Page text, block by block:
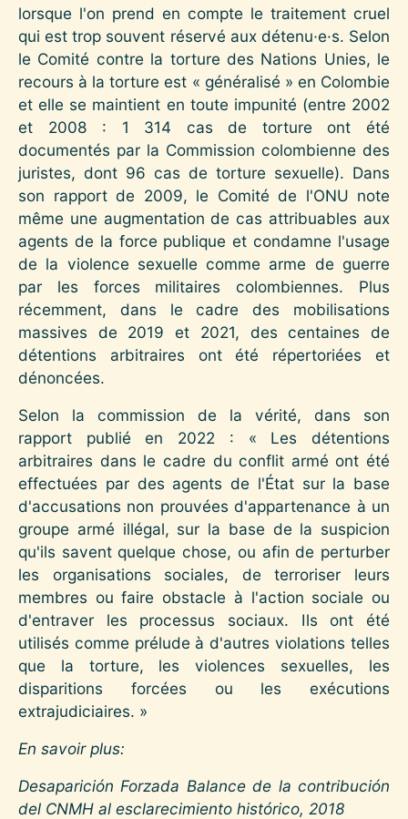
lorsque l'on prend en compte le traitement cruel
qui est trop souvent réservé aux détenu·e·s. Selon
le Comité contre la torture des Nations Unies, le
recours à la torture est « généralisé » en Colombie
et elle se maintient en toute impunité (entre 2002
et 2008 : 1 314 cas de torture ont été
documentés par la Commission colombienne des
juristes, dont 96 cas de torture sexuelle). Dans
son rapport de 2009, le Comité de l'ONU note
même une augmentation de cas attribuables aux
agents de la force publique et condamne l'usage
de la violence sexuelle comme arme de guerre
par les forces militaires colombiennes. Plus
récemment, dans le cadre des mobilisations
massives de 2019 et 2021, des centaines de
détentions arbitraires ont été répertoriées et
dénoncées.
Selon la commission de la vérité, dans son
rapport publié en 2022 : « Les détentions
arbitraires dans le cadre du conflit armé ont été
effectuées par des agents de l'État sur la base
d'accusations non prouvées d'appartenance à un
groupe armé illégal, sur la base de la suspicion
qu'ils savent quelque chose, ou afin de perturber
les organisations sociales, de terroriser leurs
membres ou faire obstacle à l'action sociale ou
d'entraver les processus sociaux. Ils ont été
utilisés comme prélude à d'autres violations telles
que la torture, les violences sexuelles, les
disparitions forcées ou les exécutions
extrajudiciaires. »
En savoir plus:
Desaparición Forzada Balance de la contribución
del CNMH al esclarecimiento histórico, 2018